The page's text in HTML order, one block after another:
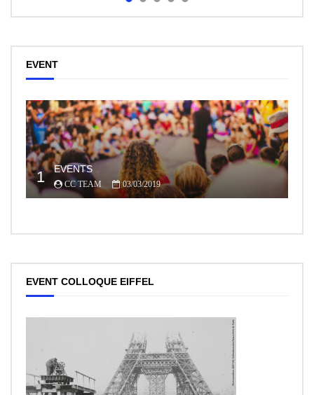
EVENT
1 EVENTS
CC TEAM 03/03/2019
EVENT COLLOQUE EIFFEL